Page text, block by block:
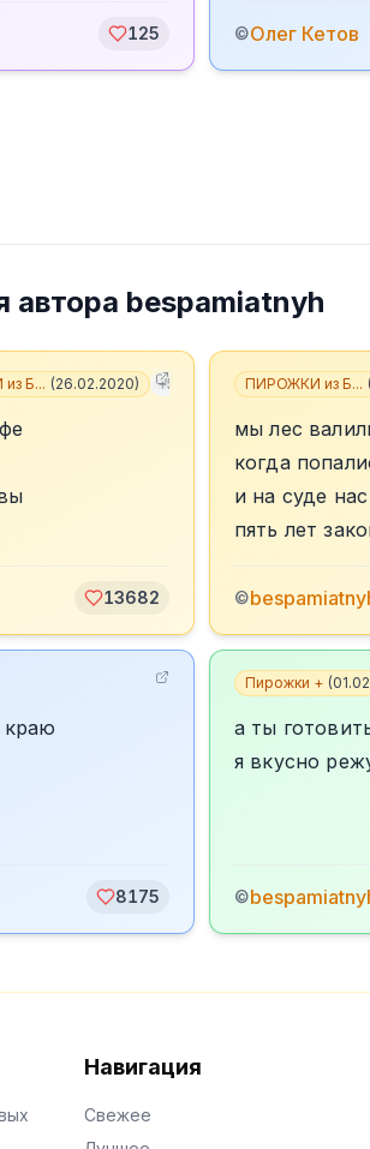
125 ©Олег Кетов
автора bespamiatnyh
Б... (26.02.2020) +5
13682
ПИРОЖКИ из Б... (
мы лес
когда
и на суде
пять лет
©
краю
8175
Пирожки + (
а ты
я вкусно
©
Навигация
Свежее